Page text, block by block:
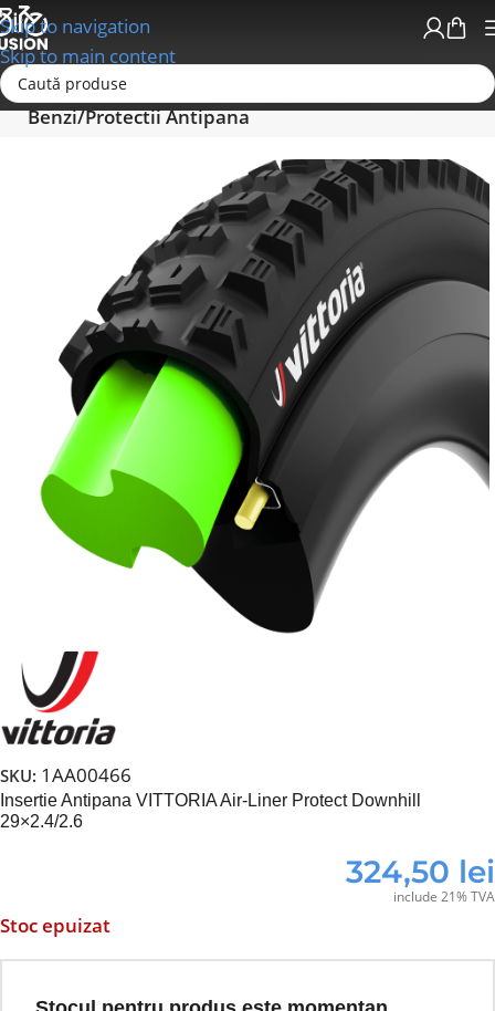
Skip to navigation
Skip to main content
Prima pagină
Benzi/Protectii Antipana
SKU: 1AA00466
Insertie Antipana VITTORIA Air-Liner Protect Downhill
29×2.4/2.6
324,50 lei
include 21% TVA
Stoc epuizat